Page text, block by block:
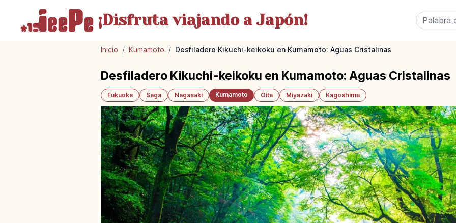
¡Disfrutaviajando a Japón!
Inicio / Kumamoto / Desfiladero Kikuchi-keikoku en Kumamoto: Aguas Cristalinas
Desfiladero Kikuchi-keikoku en Kumamoto: Aguas Cristalinas
Fukuoka Saga Nagasaki Kumamoto Oita Miyazaki Kagoshima